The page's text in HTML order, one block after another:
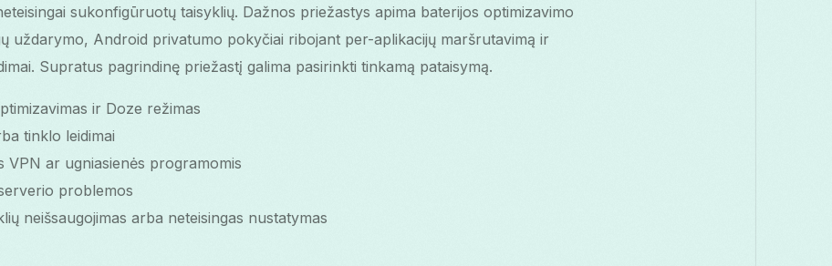
sukonfigūruotų taisyklių. Dažnos priežastys apima baterijos optimizavimo
uždarymo, Android privatumo pokyčiai ribojant per-aplikacijų maršrutavimą ir
Supratus pagrindinę priežastį galima pasirinkti tinkamą pataisymą.
ir Doze režimas
tinklo leidimai
VPN ar ugniasienės programomis
problemos
neišsaugojimas arba neteisingas nustatymas